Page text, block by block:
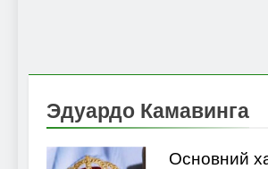
Эдуардо Камавинга
Основний